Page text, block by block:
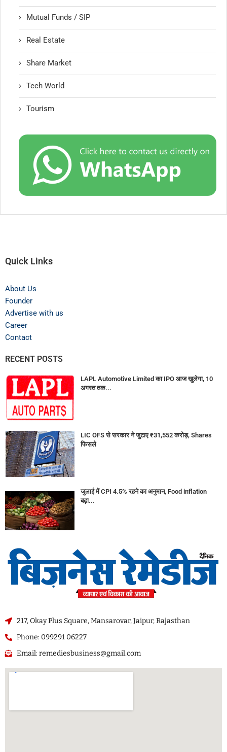
Mutual Funds / SIP
Real Estate
Share Market
Tech World
Tourism
Quick Links
About Us
Founder
Advertise with us
Career
Contact
RECENT POSTS
LAPL Automotive Limited का IPO आज खुलेगा, 10
अगस्त तक...
LIC OFS से सरकार ने जुटाए ₹31,552 करोड़, Shares
फिसले
जुलाई में CPI 4.5% रहने का अनुमान, Food inflation
बढ़ा...
217, Okay Plus Square, Mansarovar, Jaipur, Rajasthan
Phone: 099291 06227
Email: remediesbusiness@gmail.com